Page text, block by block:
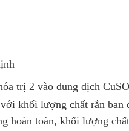
trị 2 vào dung dịch CuSO
khối lượng chất rắn
hoàn toàn, khối lượng